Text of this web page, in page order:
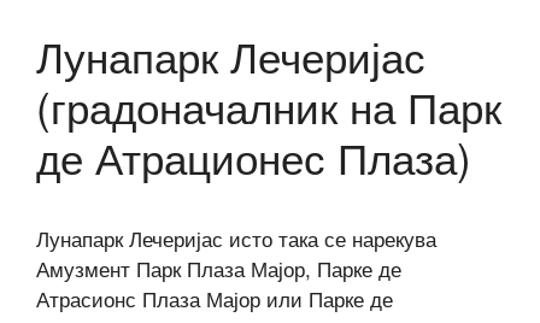
Лунапарк Лечеријас
(градоначалник на Парк
де Атрационес Плаза)
Лунапарк Лечеријас исто така се нарекува
Амузмент Парк Плаза Мајор, Парке де
Атрасионс Плаза Мајор или Парке де